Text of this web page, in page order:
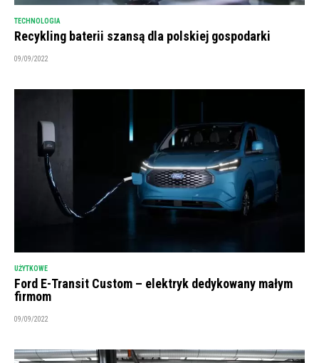
TECHNOLOGIA
Recykling baterii szansą dla polskiej gospodarki
09/09/2022
UŻYTKOWE
Ford E-Transit Custom – elektryk dedykowany małym
firmom
09/09/2022